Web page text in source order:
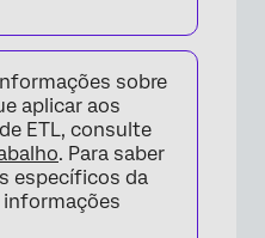
sobre
aplicar aos
ETL, consulte
. Para saber
específicos da